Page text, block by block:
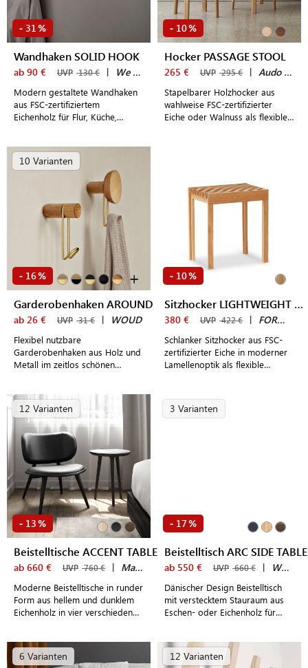
- 31 %
Wandhaken SOLID HOOK
ab 90 € UVP 130 € | We Do Wood
Modern gestaltete Wandhaken
aus FSC-zertifiziertem
Eichenholz für Flur, Küche,
- 10%
Hocker PASSAGE STOOL
265 € UVP 295 € | Audo Copenhagen
Stapelbarer Holzhocker aus
wahlweise FSC-zertifizierter
Eiche oder Walnuss als flexible
10 Varianten
- 16% +
Garderobenhaken AROUND
ab 26 € UVP 31 € | WOUD
Flexibel nutzbare
Garderobenhaken aus Holz und
Metall im zeitlos schönen
Küche
- 10%
Sitzhocker LIGHTWEIGHT STOOL
380 € UVP 422 € | FORM & REFINE
Schlanker Sitzhocker aus FSC-
zertifizierter Eiche in moderner
Lamellenoptik als flexible
Schlafzimmer
12 Varianten
- 13 %
Beistelltische ACCENT TABLE
ab 660 € UVP 760 € | Mater
Moderne Beistelltische in runder
Form aus hellem und dunklem
Eichenholz in vier verschieden
3 Varianten
- 17%
Beistelltisch ARC SIDE TABLE
ab 550 € UVP 660 € | WOUD
Dänischer Design Beistelltisch
mit verstecktem Stauraum aus
Eschen- oder Eichenholz für
6 Varianten 12 Varianten